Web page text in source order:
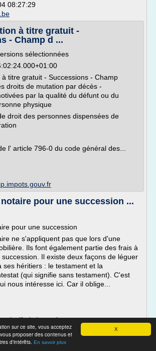
X
sur ce site, vous acceptez
proposer des contenus et
d'intérêts. En savoir plus
08:27:29
à titre gratuit -
- Champ d ...
sélectionnées
à titre gratuit - Successions - Champ
droits de mutation par décès -
par la qualité du défunt ou du
physique
droit des personnes dispensées de
l' article 796-0 du code général des...
pour une succession ...
pour une succession
ne s'appliquent pas que lors d'une
Ils font également partie des frais à
Il existe deux façons de léguer
ses héritiers : le testament et la
(qui signifie sans testament). C'est
nous intéresse ici. Car il oblige...
droits de succession en ... -
wallon